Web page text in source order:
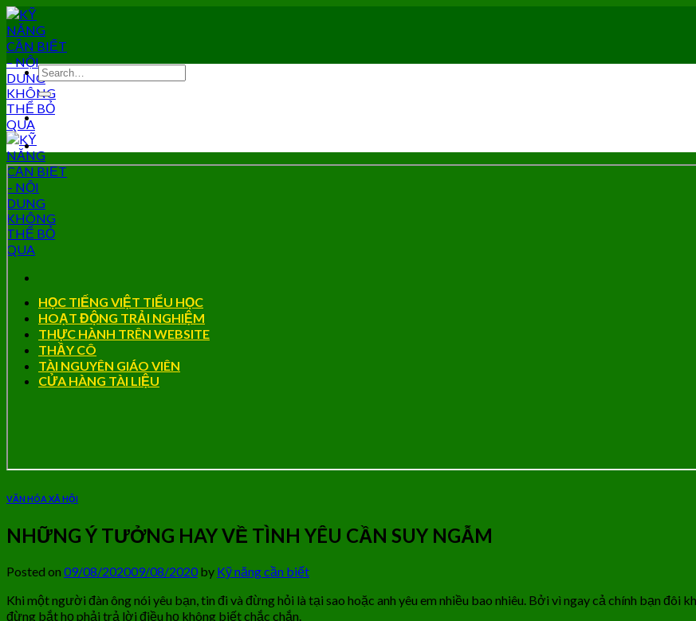
Skip
to
content
HỌC TIẾNG VIỆT TIỂU HỌC
HOẠT ĐỘNG TRẢI NGHIỆM
THỰC HÀNH TRÊN WEBSITE
THẦY CÔ
TÀI NGUYÊN GIÁO VIÊN
CỬA HÀNG TÀI LIỆU
VĂN HÓA XÃ HỘI
NHỮNG Ý TƯỞNG HAY VỀ TÌNH YÊU CẦN SUY NGẪM
Posted on 09/08/202009/08/2020by Kỹ năng cần biết
Khi một người đàn ông nói yêu bạn, tin đi và đừng hỏi là tại sao hoặc anh yêu em nhiều bao nhiêu. Bởi vì ngay cả chính bạn đôi
đừng bắt họ phải trả lời điều họ không biết chắc chắn.